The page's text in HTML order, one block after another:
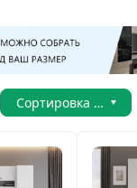
Сортировка товаров